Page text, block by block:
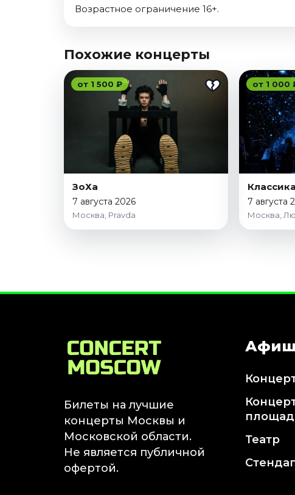
Возрастное ограничение 16+.
Похожие концерты
от 1 500 ₽
ЗоХа
7 августа 2026
Москва, Pravda
от 1 000
7 августа
Москва,
Билеты на лучшие
концерты Москвы и
Московской области.
Не является публичной
офертой.
Театр